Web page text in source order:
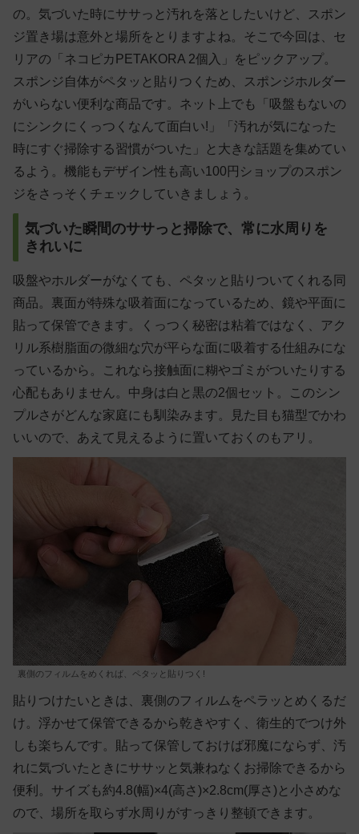
の。気づいた時にササっと汚れを落としたいけど、スポン
ジ置き場は意外と場所をとりますよね。そこで今回は、セ
リアの「ネコピカPETAKORA 2個入」をピックアップ。
スポンジ自体がペタッと貼りつくため、スポンジホルダー
がいらない便利な商品です。ネット上でも「吸盤もないの
にシンクにくっつくなんて面白い!」「汚れが気になった
時にすぐ掃除する習慣がついた」と大きな話題を集めてい
るよう。機能もデザイン性も高い100円ショップのスポン
ジをさっそくチェックしていきましょう。
気づいた瞬間のササっと掃除で、常に水周りを
きれいに
吸盤やホルダーがなくても、ペタッと貼りついてくれる同
商品。裏面が特殊な吸着面になっているため、鏡や平面に
貼って保管できます。くっつく秘密は粘着ではなく、アク
リル系樹脂面の微細な穴が平らな面に吸着する仕組みにな
っているから。これなら接触面に糊やゴミがついたりする
心配もありません。中身は白と黒の2個セット。このシン
プルさがどんな家庭にも馴染みます。見た目も猫型でかわ
いいので、あえて見えるように置いておくのもアリ。
裏側のフィルムをめくれば、ペタッと貼りつく!
貼りつけたいときは、裏側のフィルムをペラッとめくるだ
け。浮かせて保管できるから乾きやすく、衛生的でつけ外
しも楽ちんです。貼って保管しておけば邪魔にならず、汚
れに気づいたときにササッと気兼ねなくお掃除できるから
便利。サイズも約4.8(幅)×4(高さ)×2.8cm(厚さ)と小さめな
ので、場所を取らず水周りがすっきり整頓できます。